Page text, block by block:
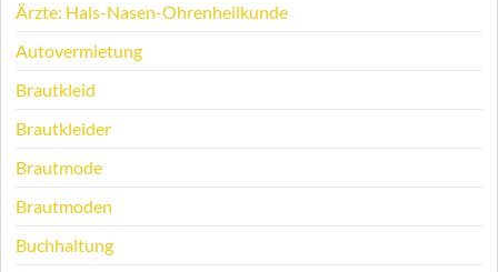
Ärzte: Hals-Nasen-Ohrenheilkunde
Autovermietung
Brautkleid
Brautkleider
Brautmode
Brautmoden
Buchhaltung